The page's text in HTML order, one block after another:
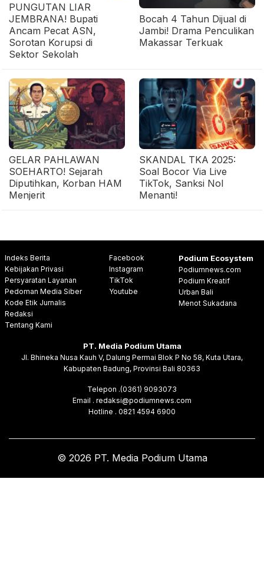
PUNGUTAN LIAR
JEMBRANA! Bupati
Ancam Pecat ASN,
Sorotan Korupsi di
Sektor Sekolah
Bocah 4 Tahun Dijual di
Jambi! Drama Penculikan
Makassar Terkuak
GELAR PAHLAWAN
SOEHARTO! Sejarah
Diputihkan, Korban HAM
Menjerit
SKANDAL TKA 2025:
Soal Bocor Via Live
TikTok, Sanksi Nol
Menanti!
Indeks Berita
Kebijakan Privasi
Persyaratan Layanan
Pedoman Media Siber
Kode Etik Jurnalis
Redaksi
Tentang Kami
Facebook
Instagram
TikTok
Youtube
Podium Ecosystem
Podiumnews.com
Podium Kreatif
Urban Bali
Menot Sukadana
PT. Media Podium Utama
Jl. Bhineka Nusa Kauh V, Dalung Permai Blok P No 58, Kuta Utara,
Kabupaten Badung, Provinsi Bali 80363
Telepon .(0361) 9093073
Email . redaksi@podiumnews.com
Hotline . 0821 4594 6900
© 2026 PT. Media Podium Utama